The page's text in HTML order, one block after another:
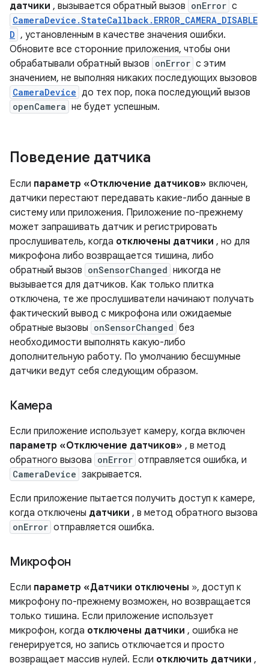
датчики , вызывается обратный вызов onError с
CameraDevice.StateCallback.ERROR_CAMERA_DISABLE
D , установленным в качестве значения ошибки.
Обновите все сторонние приложения, чтобы они
обрабатывали обратный вызов onError с этим
значением, не выполняя никаких последующих вызовов
CameraDevice до тех пор, пока последующий вызов
openCamera не будет успешным.
Поведение датчика
Если параметр «Отключение датчиков» включен,
датчики перестают передавать какие-либо данные в
систему или приложения. Приложение по-прежнему
может запрашивать датчик и регистрировать
прослушиватель, когда отключены датчики , но для
микрофона либо возвращается тишина, либо
обратный вызов onSensorChanged никогда не
вызывается для датчиков. Как только плитка
отключена, те же прослушиватели начинают получать
фактический вывод с микрофона или ожидаемые
обратные вызовы onSensorChanged без
необходимости выполнять какую-либо
дополнительную работу. По умолчанию бесшумные
датчики ведут себя следующим образом.
Камера
Если приложение использует камеру, когда включен
параметр «Отключение датчиков» , в метод
обратного вызова onError отправляется ошибка, и
CameraDevice закрывается.
Если приложение пытается получить доступ к камере,
когда отключены датчики , в метод обратного вызова
onError отправляется ошибка.
Микрофон
Если параметр «Датчики отключены », доступ к
микрофону по-прежнему возможен, но возвращается
только тишина. Если приложение использует
микрофон, когда отключены датчики , ошибка не
генерируется, но запись отключается и просто
возвращает массив нулей. Если отключить датчики ,